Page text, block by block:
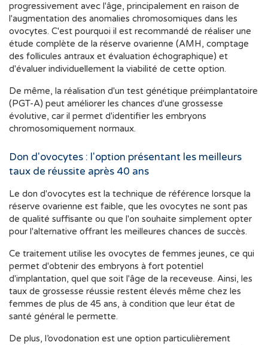
progressivement avec l'âge, principalement en raison de
l'augmentation des anomalies chromosomiques dans les
ovocytes. C'est pourquoi il est recommandé de réaliser une
étude complète de la réserve ovarienne (AMH, comptage
des follicules antraux et évaluation échographique) et
d'évaluer individuellement la viabilité de cette option.
De même, la réalisation d'un test génétique préimplantatoire
(PGT-A) peut améliorer les chances d'une grossesse
évolutive, car il permet d'identifier les embryons
chromosomiquement normaux.
Don d'ovocytes : l'option présentant les meilleurs
taux de réussite après 40 ans
Le don d'ovocytes est la technique de référence lorsque la
réserve ovarienne est faible, que les ovocytes ne sont pas
de qualité suffisante ou que l'on souhaite simplement opter
pour l'alternative offrant les meilleures chances de succès.
Ce traitement utilise les ovocytes de femmes jeunes, ce qui
permet d'obtenir des embryons à fort potentiel
d'implantation, quel que soit l'âge de la receveuse. Ainsi, les
taux de grossesse réussie restent élevés même chez les
femmes de plus de 45 ans, à condition que leur état de
santé général le permette.
De plus, l’ovodonation est une option particulièrement